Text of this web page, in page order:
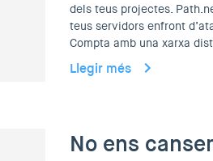
dels teus projectes.
teus servidors enfront
Compta amb una xarxa
Llegir més
No ens